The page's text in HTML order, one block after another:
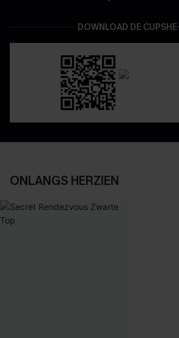
DOWNLOAD DE
ONLANGS HERZIEN